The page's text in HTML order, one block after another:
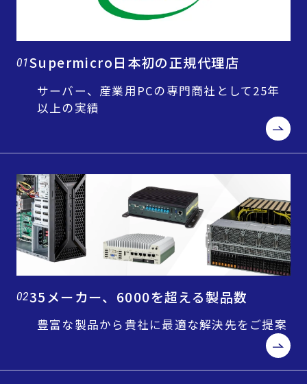
01Supermicro日本初の正規代理店
サーバー、産業用PCの専門商社として25年
以上の実績
0235メーカー、6000を超える製品数
豊富な製品から貴社に最適な解決先をご提案